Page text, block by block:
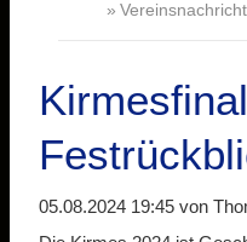
05.08.2024 19:45 von